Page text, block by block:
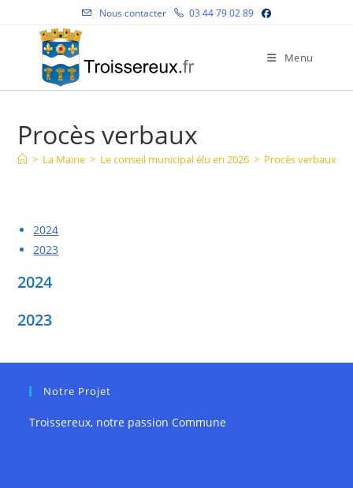
Nous contacter 03 44 79 02 89
Menu
Procès verbaux
> La Mairie > Le conseil municipal élu en 2026 > Procès verbaux
2024
2023
2024
2023
Notre Projet
Troissereux, notre passion Commune